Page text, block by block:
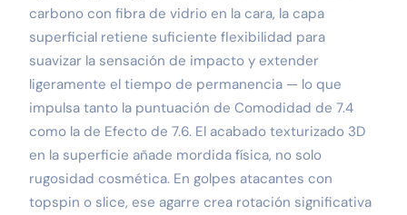
carbono con fibra de vidrio en la cara, la capa
superficial retiene suficiente flexibilidad para
suavizar la sensación de impacto y extender
ligeramente el tiempo de permanencia — lo que
impulsa tanto la puntuación de Comodidad de 7.4
como la de Efecto de 7.6. El acabado texturizado 3D
en la superficie añade mordida física, no solo
rugosidad cosmética. En golpes atacantes con
topspin o slice, ese agarre crea rotación significativa